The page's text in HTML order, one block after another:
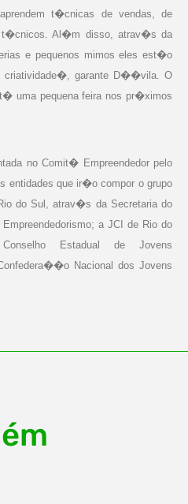
t�cnicas de vendas, de
t�cnicos. Al�m disso, atrav�s da
e pequenos mimos eles est�o
criatividade�, garante D��vila. O
uma pequena feira nos pr�ximos
no Comit� Empreendedor pelo
entidades que ir�o compor o grupo
do Sul, atrav�s da Secretaria do
a JCI de Rio do
Estadual de Jovens
Nacional dos Jovens